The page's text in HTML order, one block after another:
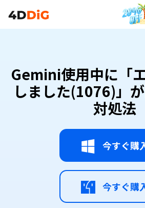
出る理由と対処法
Gemini使用中に「
しました(1076)」
対処法
今すぐ購
今すぐ購